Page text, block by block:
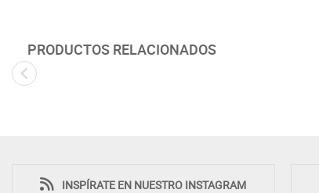
PRODUCTOS RELACIONADOS
INSPÍRATE EN NUESTRO INSTAGRAM